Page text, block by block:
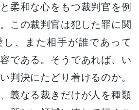
柔和な心をもつ裁判官を例
この裁判官は犯した罪に関
、また相手が誰であって
である。そうであれば、い
判決にたどり着けるのか。
義なる裁きだけが人を種類